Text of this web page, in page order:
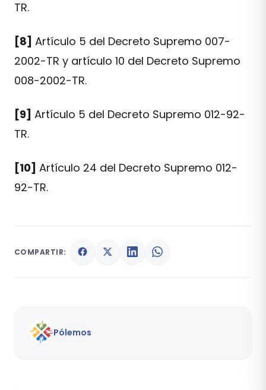
TR.
[8] Artículo 5 del Decreto Supremo 007-
2002-TR y artículo 10 del Decreto Supremo
008-2002-TR.
[9] Artículo 5 del Decreto Supremo 012-92-
TR.
[10] Artículo 24 del Decreto Supremo 012-
92-TR.
COMPARTIR:
Pólemos